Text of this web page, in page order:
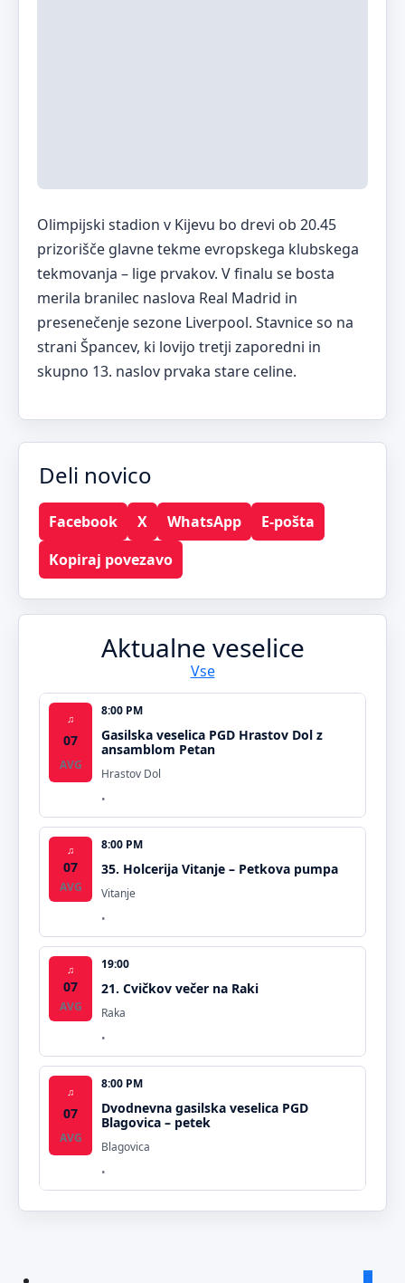
Olimpijski stadion v Kijevu bo drevi ob 20.45
prizorišče glavne tekme evropskega klubskega
tekmovanja – lige prvakov. V finalu se bosta
merila branilec naslova Real Madrid in
presenečenje sezone Liverpool. Stavnice so na
strani Špancev, ki lovijo tretji zaporedni in
skupno 13. naslov prvaka stare celine.
Deli novico
Facebook X WhatsApp
E-pošta
Kopiraj povezavo
Aktualne veselice
Vse
♫
07
AVG
8:00 PM
Gasilska veselica PGD Hrastov Dol z
ansamblom Petan
Hrastov Dol
♫
07
AVG
8:00 PM
35. Holcerija Vitanje – Petkova pumpa
Vitanje
♫
07
AVG
19:00
21. Cvičkov večer na Raki
Raka
♫
07
AVG
8:00 PM
Dvodnevna gasilska veselica PGD
Blagovica – petek
Blagovica